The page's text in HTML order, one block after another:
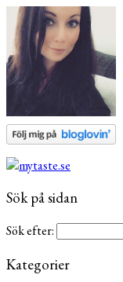
Sök på sidan
Sök efter:
Kategorier